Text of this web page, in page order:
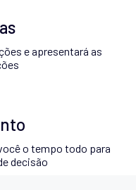
e apresentará as
o tempo todo para
decisão